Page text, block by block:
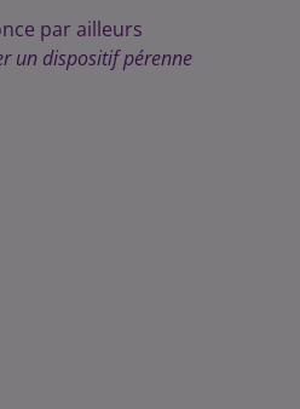
par ailleurs
un dispositif pérenne